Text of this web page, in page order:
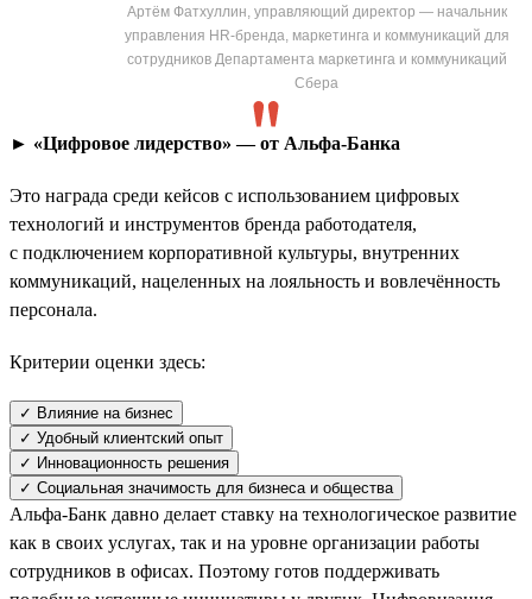
Артём Фатхуллин, управляющий директор — начальник
управления HR-бренда, маркетинга и коммуникаций для
сотрудников Департамента маркетинга и коммуникаций
Сбера
► «Цифровое лидерство» — от Альфа-Банка
Это награда среди кейсов с использованием цифровых
технологий и инструментов бренда работодателя,
с подключением корпоративной культуры, внутренних
коммуникаций, нацеленных на лояльность и вовлечённость
персонала.
Критерии оценки здесь:
✓ Влияние на бизнес
✓ Удобный клиентский опыт
✓ Инновационность решения
✓ Социальная значимость для бизнеса и общества
Альфа-Банк давно делает ставку на технологическое развитие
как в своих услугах, так и на уровне организации работы
сотрудников в офисах. Поэтому готов поддерживать